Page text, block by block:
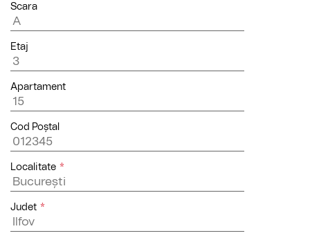
Scara
Etaj
Apartament
Cod Poștal
Localitate *
Judet *